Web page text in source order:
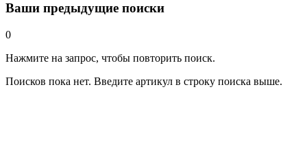
Ваши предыдущие поиски
0
Нажмите на запрос, чтобы повторить поиск.
Поисков пока нет. Введите артикул в строку поиска выше.